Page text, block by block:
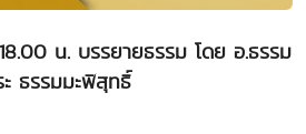
น. บรรยายธรรม โดย อ.ธรรม
ะ ธรรมมะพิสุทธิ์